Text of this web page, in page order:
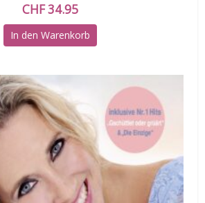
CHF34.95
In den Warenkorb